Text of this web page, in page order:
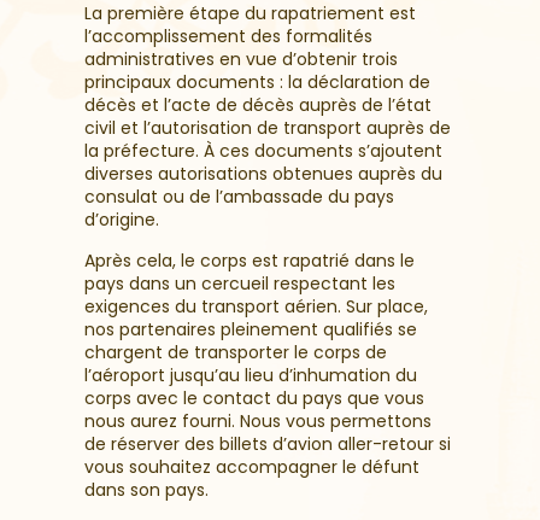
La première étape du rapatriement est
l’accomplissement des formalités
administratives en vue d’obtenir trois
principaux documents : la déclaration de
décès et l’acte de décès auprès de l’état
civil et l’autorisation de transport auprès de
la préfecture. À ces documents s’ajoutent
diverses autorisations obtenues auprès du
consulat ou de l’ambassade du pays
d’origine.
Après cela, le corps est rapatrié dans le
pays dans un cercueil respectant les
exigences du transport aérien. Sur place,
nos partenaires pleinement qualifiés se
chargent de transporter le corps de
l’aéroport jusqu’au lieu d’inhumation du
corps avec le contact du pays que vous
nous aurez fourni. Nous vous permettons
de réserver des billets d’avion aller-retour si
vous souhaitez accompagner le défunt
dans son pays.